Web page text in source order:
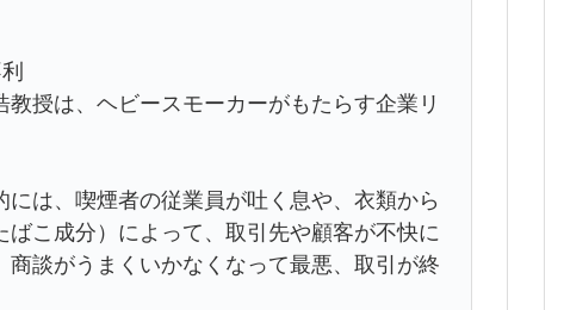
授は、ヘビースモーカーがもたらす企業リ
は、喫煙者の従業員が吐く息や、衣類から
こ成分）によって、取引先や顧客が不快に
談がうまくいかなくなって最悪、取引が終